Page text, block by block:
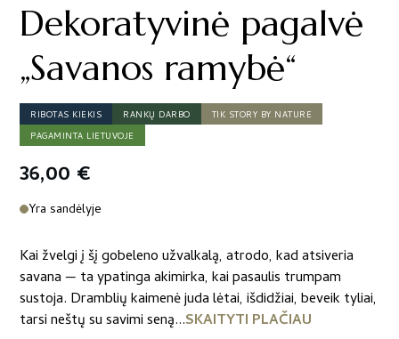
Dekoratyvinė pagalvė
„Savanos ramybė“
RIBOTAS KIEKIS RANKŲ DARBO
TIK STORY BY NATURE
PAGAMINTA LIETUVOJE
36,00 €
Yra sandėlyje
Kai žvelgi į šį gobeleno užvalkalą, atrodo, kad atsiveria
savana — ta ypatinga akimirka, kai pasaulis trumpam
sustoja. Dramblių kaimenė juda lėtai, išdidžiai, beveik tyliai,
tarsi neštų su savimi seną...SKAITYTI PLAČIAU